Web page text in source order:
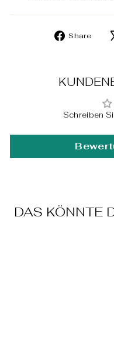
Share
Schreiben
DAS KÖNNTE